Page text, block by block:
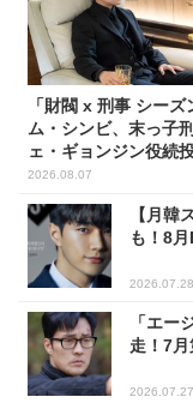
「財閥 x 刑事 シーズ
ム・シンビ、末っ子
ェ・ギョンジン役続
した姿に注目
2026.08.07
【月韓
も！8
2026.07.28
「エー
走！7
2026.07.27